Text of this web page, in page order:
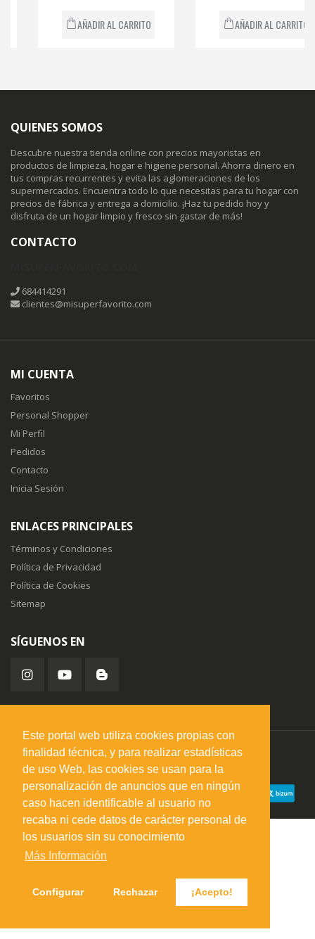
Este portal web utiliza cookies propias con
finalidad técnica, y para realizar estadísticas
de uso Web, las cookies se usan para la
personalización de anuncios que en ningún
caso hacen identificable al usuario no
recaba ni cede datos de carácter personal de
los usuarios sin su conocimiento
Más Información
Configurar Rechazar ¡Acepto!
AÑADIR AL CARRITO AÑADIR AL CARRITO
QUIENES SOMOS
Descubre nuestra tienda online con precios mayoristas en
productos de limpieza, hogar e higiene personal. Ahorra dinero en
tus compras recurrentes y evita las aglomeraciones de los
supermercados. Encuentra todo lo que necesitas para tu hogar con
precios de fábrica y entrega a domicilio. ¡Haz tu pedido hoy y
disfruta de un hogar limpio y fresco sin gastar de más!
CONTACTO
684414291
clientes@misuperfavorito.com
MI CUENTA
Favoritos
Personal Shopper
Mi Perfil
Pedidos
Contacto
Inicia Sesión
ENLACES PRINCIPALES
Términos y Condiciones
Política de Privacidad
Política de Cookies
Sitemap
SÍGUENOS EN
misuperfavorito.com.
© 2026. Todos los derechos reservados.